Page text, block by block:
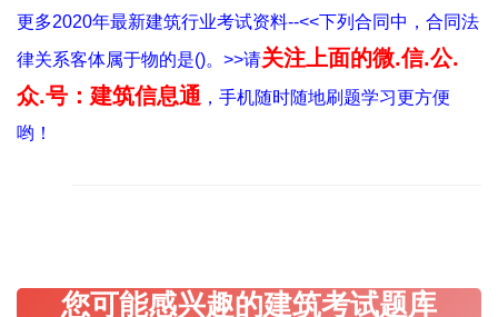
更多2020年最新建筑行业考试资料--<<下列合同中，合同法
律关系客体属于物的是()。>>请关注上面的微.信.公.
众.号：建筑信息通 ，手机随时随地刷题学习更方便
哟！